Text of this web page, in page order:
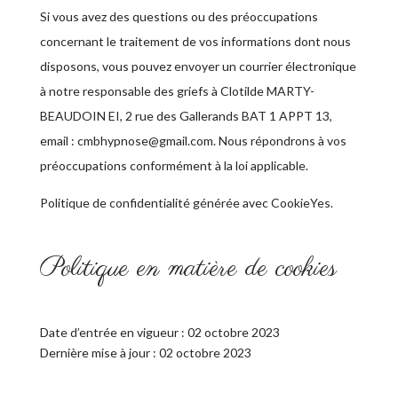
Si vous avez des questions ou des préoccupations
concernant le traitement de vos informations dont nous
disposons, vous pouvez envoyer un courrier électronique
à notre responsable des griefs à Clotilde MARTY-
BEAUDOIN EI, 2 rue des Gallerands BAT 1 APPT 13,
email : cmbhypnose@gmail.com. Nous répondrons à vos
préoccupations conformément à la loi applicable.
Politique de confidentialité générée avec CookieYes.
Politique en matière de cookies
Date d’entrée en vigueur : 02 octobre 2023
Dernière mise à jour : 02 octobre 2023